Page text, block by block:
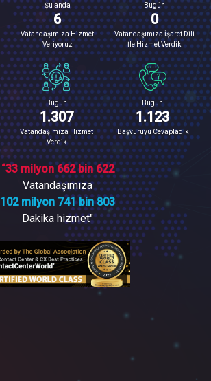
Şu anda
6
Vatandaşımıza Hizmet
Veriyoruz
Bugün
0
Vatandaşımıza İşaret Dili
İle Hizmet Verdik
Bugün
1.307
Vatandaşımıza Hizmet
Verdik
Bugün
1.123
Başvuruyu Cevapladık
“33 milyon 662 bin 622
Vatandaşımıza
102 milyon 741 bin 803
Dakika hizmet"